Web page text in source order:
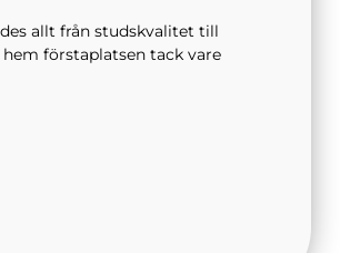
allt från studskvalitet till
förstaplatsen tack vare